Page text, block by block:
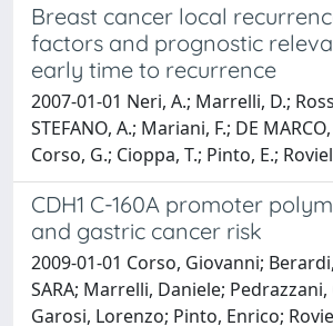
Breast cancer local
factors and prognostic
early time to recurrence
2007-01-01 Neri, A.; Marrelli, D.;
STEFANO, A.; Mariani, F.; DE
Corso, G.; Cioppa, T.; Pinto, E.;
CDH1 C-160A promoter
and gastric cancer risk
2009-01-01 Corso, Giovanni;
SARA; Marrelli, Daniele;
Garosi, Lorenzo; Pinto, Enrico;